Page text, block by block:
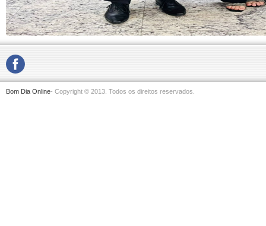
Bom Dia Online- Copyright © 2013. Todos os direitos reservados.